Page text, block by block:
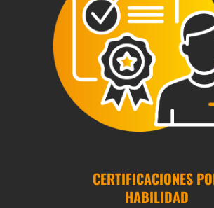
CERTIFICACIONES
HABILIDAD